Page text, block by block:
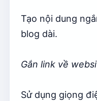
Tạo nội dung
blog dài.
Gắn link về
Sử dụng giọng